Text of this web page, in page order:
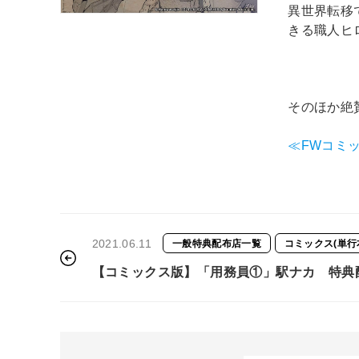
異世界転移
きる職人ヒ
そのほか絶
≪FWコミ
2021.06.11 一般特典配布店一覧 コミックス(単
【コミックス版】「用務員①」駅ナカ 特典